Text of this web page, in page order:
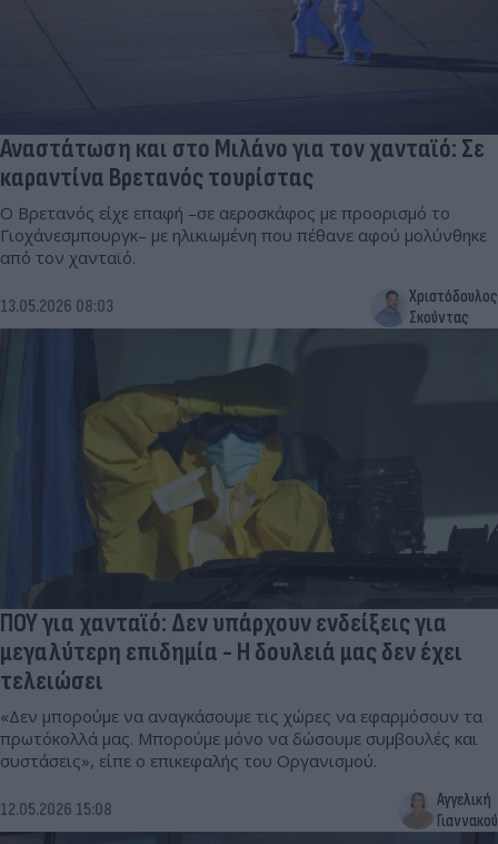
Αναστάτωση και στο Μιλάνο για τον χανταϊό: Σε
καραντίνα Βρετανός τουρίστας
Ο Βρετανός είχε επαφή –σε αεροσκάφος με προορισμό το
Γιοχάνεσμπουργκ– με ηλικιωμένη που πέθανε αφού μολύνθηκε
από τον χανταϊό.
13.05.2026 08:03
Χριστόδουλος
Σκούντας
ΠΟΥ για χανταϊό: Δεν υπάρχουν ενδείξεις για
μεγαλύτερη επιδημία - Η δουλειά μας δεν έχει
τελειώσει
«Δεν μπορούμε να αναγκάσουμε τις χώρες να εφαρμόσουν τα
πρωτόκολλά μας. Μπορούμε μόνο να δώσουμε συμβουλές και
συστάσεις», είπε ο επικεφαλής του Οργανισμού.
12.05.2026 15:08
Αγγελική
Γιαννακού